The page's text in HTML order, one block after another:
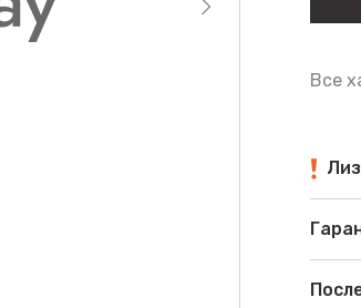
Все